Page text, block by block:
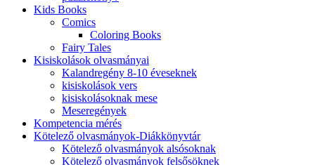
Kids Books
Comics
Coloring Books
Fairy Tales
Kisiskolások olvasmányai
Kalandregény 8-10 éveseknek
kisiskolások vers
kisiskolásoknak mese
Meseregények
Kompetencia mérés
Kötelező olvasmányok-Diákkönyvtár
Kötelező olvasmányok alsósoknak
Kötelező olvasmányok felsősöknek